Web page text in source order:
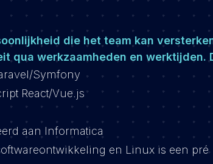
die het team kan
qua werkzaamheden en werktijden.
Symfony
React/Vue.js
aan Informatica
en Linux is een pré